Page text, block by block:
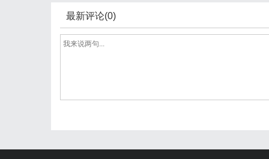
最新评论(0)